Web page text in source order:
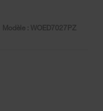
Modèle : WOED7027PZ